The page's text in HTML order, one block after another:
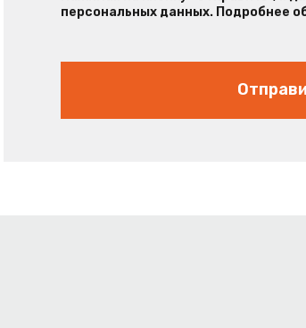
персональных данных. Подробнее